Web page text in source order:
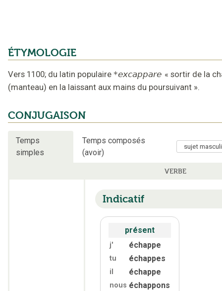
ÉTYMOLOGIE
Vers 1100; du latin populaire *excappare « sortir de la
(manteau) en la laissant aux mains du poursuivant ».
CONJUGAISON
Temps
simples
Temps composés
(avoir)
VERBE
Indicatif
présent
j' échappe
tu échappes
il échappe
nous échappons